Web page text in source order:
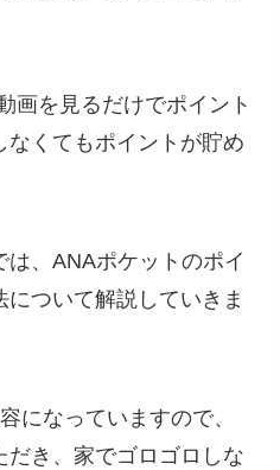
画を見るだけでポイント
なくてもポイントが貯め
は、ANAポケットのポイ
ついて解説していきま
になっていますので、
き、家でゴロゴロしな